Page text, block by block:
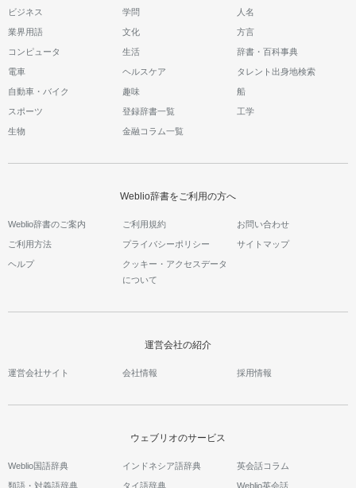
ビジネス 学問 人名
業界用語 文化 方言
コンピュータ 生活 辞書・百科事典
電車 ヘルスケア タレント出身地検索
自動車・バイク 趣味 船
スポーツ 登録辞書一覧 工学
生物 金融コラム一覧
Weblio辞書をご利用の方へ
Weblio辞書のご案内 ご利用規約 お問い合わせ
ご利用方法 プライバシーポリシー サイトマップ
ヘルプ
クッキー・アクセスデータ
について
運営会社の紹介
運営会社サイト 会社情報 採用情報
ウェブリオのサービス
Weblio国語辞典
類語・対義語辞典
インドネシア語辞典
タイ語辞典
英会話コラム
Weblio英会話